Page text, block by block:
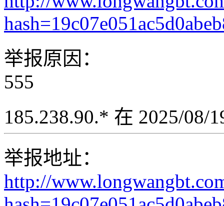
举报原因：
555
185.238.90.* 在 2025/08/
举报地址：
http://